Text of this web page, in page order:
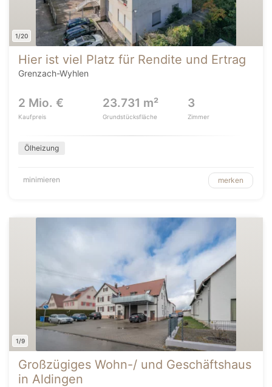
1/20
Hier ist viel Platz für Rendite und Ertrag
Grenzach-Wyhlen
2 Mio. €
Kaufpreis
23.731 m²
Grundstücksfläche
3
Zimmer
Ölheizung
minimieren merken
1/9
Großzügiges Wohn-/ und Geschäftshaus
in Aldingen